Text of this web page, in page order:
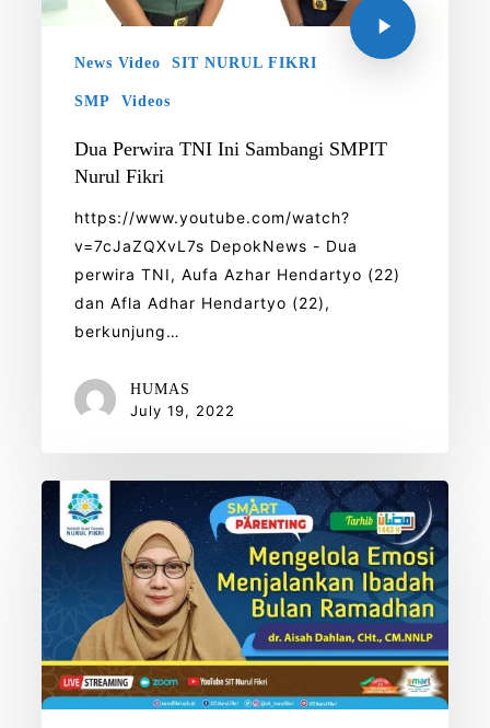
News Video SIT NURUL FIKRI
SMP Videos
Dua Perwira TNI Ini Sambangi SMPIT
Nurul Fikri
https://www.youtube.com/watch?
v=7cJaZQXvL7s DepokNews - Dua
perwira TNI, Aufa Azhar Hendartyo (22)
dan Afla Adhar Hendartyo (22),
berkunjung…
HUMAS
July 19, 2022
Mengelola
Emosi
Saat
Menjalankan
Ibadah
Ramadhan
Bersama
Aisah